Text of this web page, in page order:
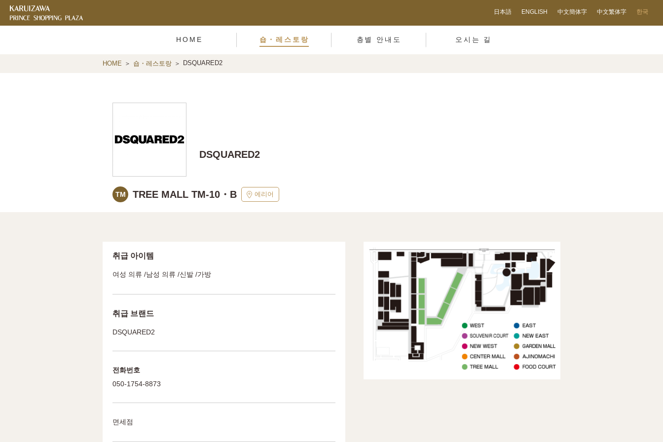
日本語 ENGLISH 中文簡体字 中文繁体字 한국
HOME 숍・레스토랑 층별 안내도 오시는 길
HOME 숍・레스토랑 DSQUARED2
DSQUARED2
TM TREE MALL TM-10・B 에리어
취급 아이템
여성 의류 /남성 의류 /신발 /가방
취급 브랜드
DSQUARED2
전화번호
050-1754-8873
면세점